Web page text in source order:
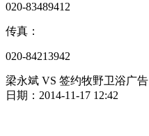
020-83489412
传真：
020-84213942
梁永斌 VS 签约牧野卫浴广告
日期：2014-11-17 12:42